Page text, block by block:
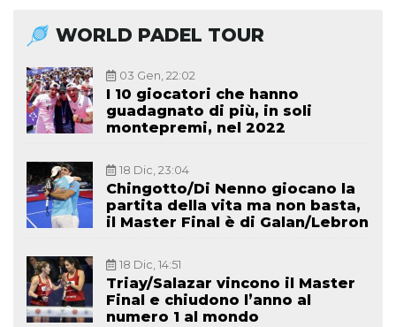
WORLD PADEL TOUR
03 Gen, 22:02
I 10 giocatori che hanno
guadagnato di più, in soli
montepremi, nel 2022
18 Dic, 23:04
Chingotto/Di Nenno giocano la
partita della vita ma non basta,
il Master Final è di Galan/Lebron
18 Dic, 14:51
Triay/Salazar vincono il Master
Final e chiudono l’anno al
numero 1 al mondo